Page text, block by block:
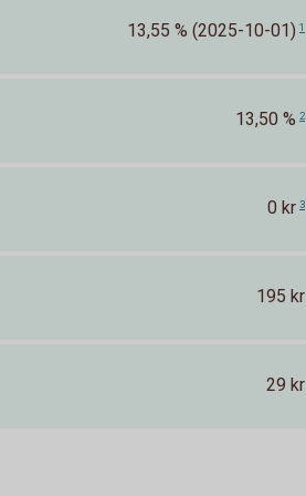
13,55 % (2025-10-01) 1
13,50 % 2
0 kr 3
195 kr
29 kr